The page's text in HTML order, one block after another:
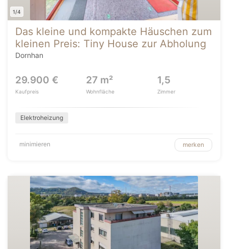
1/4
Das kleine und kompakte Häuschen zum
kleinen Preis: Tiny House zur Abholung
Dornhan
29.900 €
Kaufpreis
27 m²
Wohnfläche
1,5
Zimmer
Elektroheizung
minimieren merken